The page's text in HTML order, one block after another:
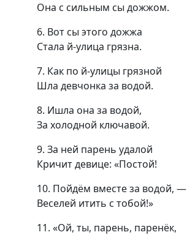
Она с сильным сы дожжом.
6. Вот сы этого дожжа
Стала й-улица грязна.
7. Как по й-улицы грязной
Шла девчонка за водой.
8. Ишла она за водой,
За холодной ключавой.
9. За ней парень удалой
Кричит девице: «Постой!
10. Пойдём вместе за водой, —
Веселей итить с тобой!»
11. «Ой, ты, парень, паренёк,